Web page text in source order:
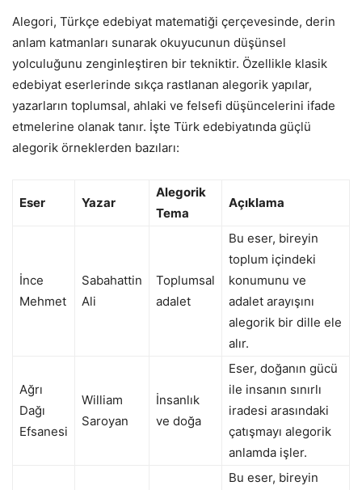
Alegori, Türkçe edebiyat matematiği çerçevesinde, derin
anlam katmanları sunarak okuyucunun düşünsel
yolculuğunu zenginleştiren bir tekniktir. Özellikle klasik
edebiyat eserlerinde sıkça rastlanan alegorik yapılar,
yazarların toplumsal, ahlaki ve felsefi düşüncelerini ifade
etmelerine olanak tanır. İşte Türk edebiyatında güçlü
alegorik örneklerden bazıları:
Eser Yazar
Alegorik
Tema
Açıklama
İnce
Mehmet
Sabahattin
Ali
Toplumsal
adalet
Bu eser, bireyin
toplum içindeki
konumunu ve
adalet arayışını
alegorik bir dille ele
alır.
Ağrı
Dağı
Efsanesi
William
Saroyan
İnsanlık
ve doğa
Eser, doğanın gücü
ile insanın sınırlı
iradesi arasındaki
çatışmayı alegorik
anlamda işler.
Bu eser, bireyin